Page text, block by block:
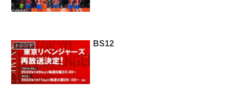
トレンド BS12